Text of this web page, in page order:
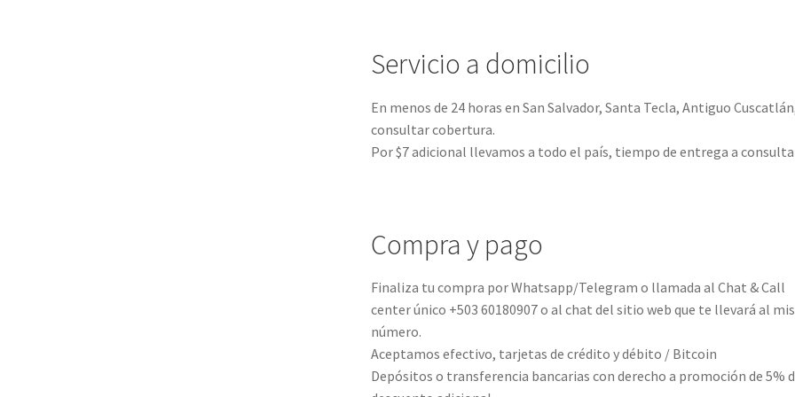
Servicio a domicilio
En menos de 24 horas en San Salvador, Santa Tecla, Antiguo
consultar cobertura.
Por $7 adicional llevamos a todo el país, tiempo de entrega a
Compra y pago
Finaliza tu compra por Whatsapp/Telegram o llamada al Chat & Call
center único +503 60180907 o al chat del sitio web que te llevará al
número.
Aceptamos efectivo, tarjetas de crédito y débito / Bitcoin
Depósitos o transferencia bancarias con derecho a promoción de 5%